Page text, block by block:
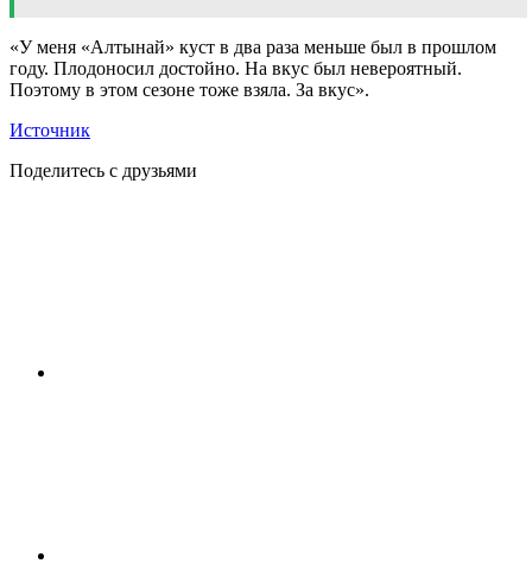
«У меня «Алтынай» куст в два раза меньше был в прошлом
году. Плодоносил достойно. На вкус был невероятный.
Поэтому в этом сезоне тоже взяла. За вкус».
Источник
Поделитесь с друзьями